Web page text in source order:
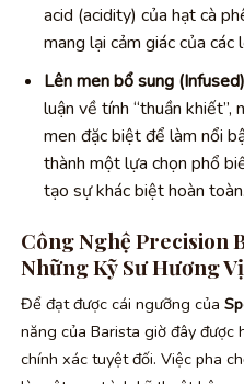
acid (acidity) của hạt cà
mang lại cảm giác của
Lên men bổ sung
luận về tính “thuần khiết”,
men đặc biệt để làm nổi
thành một lựa chọn phổ
tạo sự khác biệt hoàn toàn.
Công Nghệ Precision
Những Kỹ Sư Hương
Để đạt được cái ngưỡng của
năng của Barista giờ đây được
chính xác tuyệt đối. Việc pha